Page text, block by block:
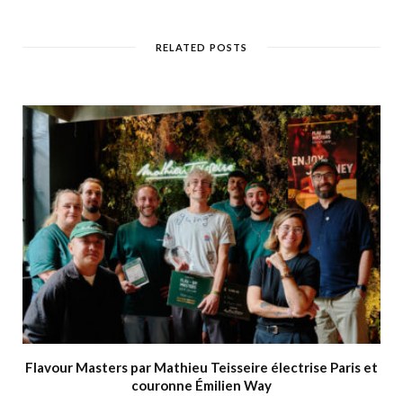
RELATED POSTS
Flavour Masters par Mathieu Teisseire électrise Paris et
couronne Émilien Way